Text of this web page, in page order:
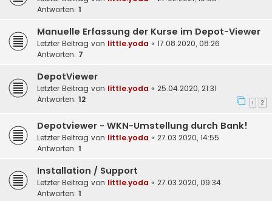
Antworten: 1
Manuelle Erfassung der Kurse im Depot-Viewer
Letzter Beitrag von little.yoda « 17.08.2020, 08:26
Antworten: 7
DepotViewer
Letzter Beitrag von little.yoda « 25.04.2020, 21:31
Antworten: 12 1 2
Depotviewer - WKN-Umstellung durch Bank!
Letzter Beitrag von little.yoda « 27.03.2020, 14:55
Antworten: 1
Installation / Support
Letzter Beitrag von little.yoda « 27.03.2020, 09:34
Antworten: 1